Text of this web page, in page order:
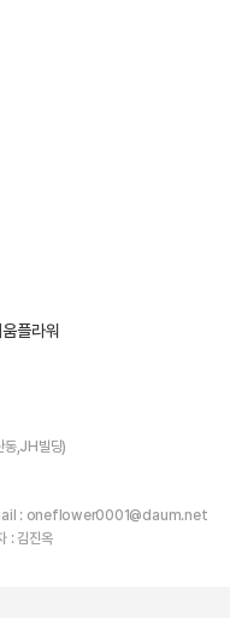
플라워
동,JH빌딩)
: oneflower0001@daum.net
: 김진옥